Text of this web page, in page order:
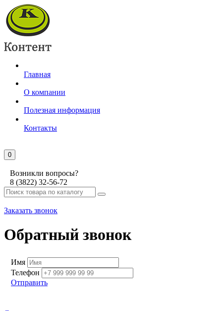
Главная
О компании
Полезная информация
Контакты
0
Возникли вопросы?
8 (3822) 32-56-72
Заказать звонок
Обратный звонок
Имя
Телефон
Отправить